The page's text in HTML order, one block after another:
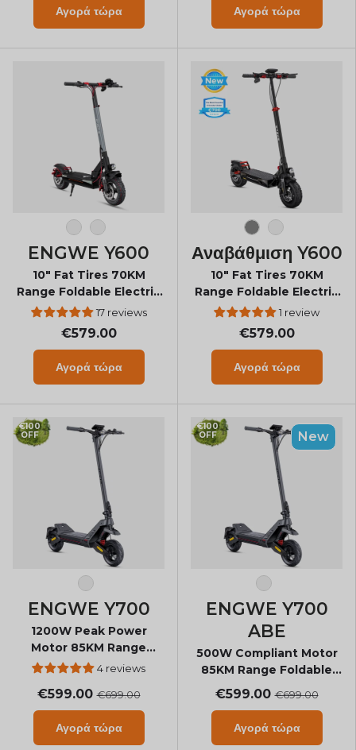
Αγορά τώρα Αγορά τώρα
Μαύρο-Κόκκινο
Μαύρος
ENGWE Y600
10" Fat Tires 70KM
Range Foldable Electric
Scooter17 reviews
€579.00
Αγορά τώρα
Grey Μαύρος
Αναβάθμιση Y600
10" Fat Tires 70KM
Range Foldable Electric
Scooter1 review
€579.00
Αγορά τώρα
€100
OFF
Μαύρος
ENGWE Y700
1200W Peak Power
Motor 85KM Range
Foldable Electric
4 reviews
€599.00€699.00
Αγορά τώρα
New
€100
OFF
Μαύρος
ENGWE Y700
ABE
500W Compliant Motor
85KM Range Foldable
Electric Scooter
€599.00€699.00
Αγορά τώρα